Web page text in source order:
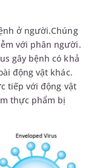
ở người.Chúng
với phân người.
gây bệnh có khả
động vật khác.
tiếp với động vật
thực phẩm bị